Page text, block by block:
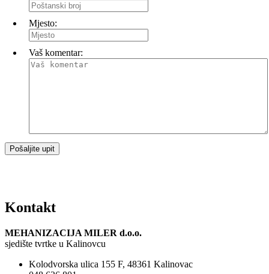
Mjesto:
Vaš komentar:
Kontakt
MEHANIZACIJA MILER d.o.o.
sjedište tvrtke u Kalinovcu
Kolodvorska ulica 155 F, 48361 Kalinovac